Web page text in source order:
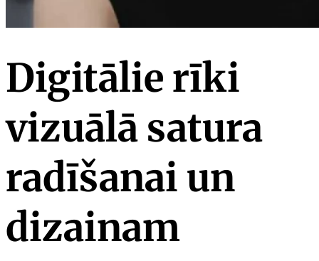
Digitālie rīki
vizuālā satura
radīšanai un
dizainam